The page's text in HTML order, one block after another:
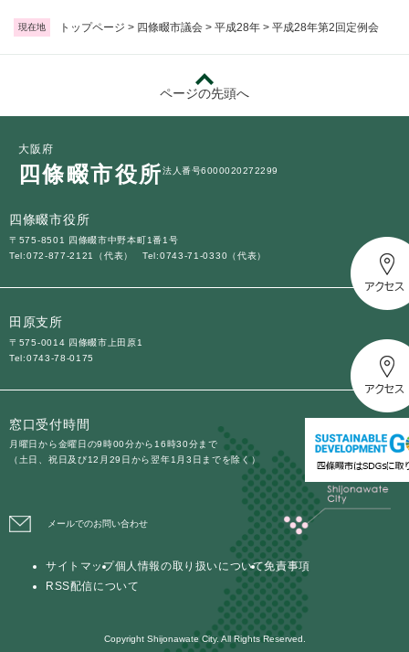
現在地 トップページ > 四條畷市議会 > 平成28年 > 平成28年第2回定例会
ページの先頭へ
大阪府
四條畷市役所法人番号6000020272299
四條畷市役所
〒575-8501 四條畷市中野本町1番1号
Tel:072-877-2121（代表）
Tel:0743-71-0330（代表）
田原支所
〒575-0014 四條畷市上田原1
Tel:0743-78-0175
窓口受付時間
月曜日から金曜日の9時00分から16時30分まで
（土日、祝日及び12月29日から翌年1月3日までを除く）
メールでのお問い合わせ
サイトマップ個人情報の取り扱いについて免責事項
RSS配信について
Copyright Shijonawate City. All Rights Reserved.